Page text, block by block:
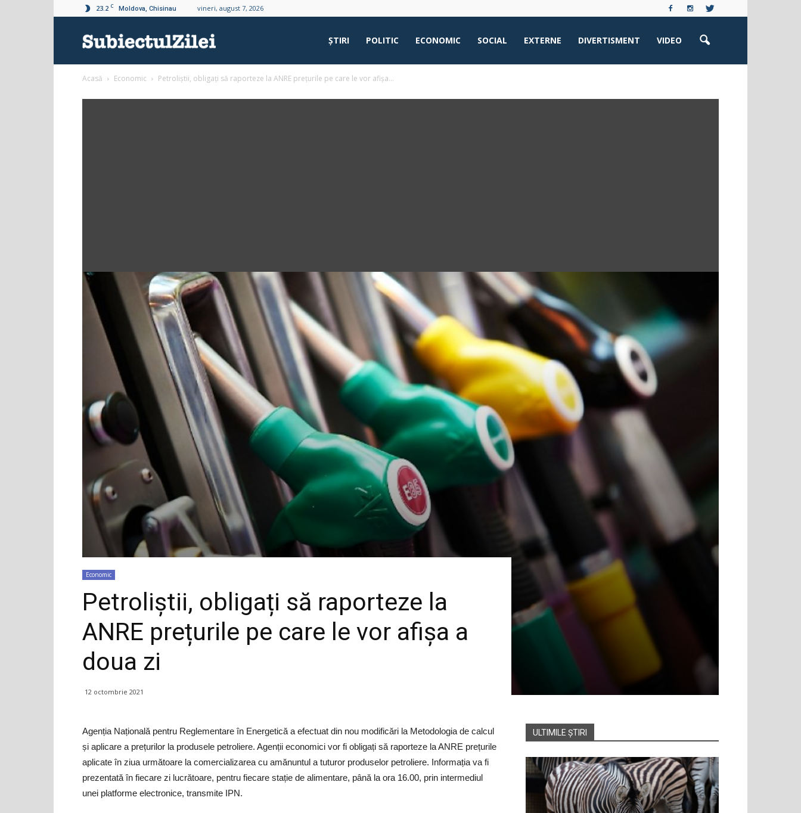
23.2 C Moldova, Chisinau vineri, august 7, 2026
ŞTIRI POLITIC ECONOMIC SOCIAL EXTERNE DIVERTISMENT VIDEO
Acasă Economic Petroliștii, obligați să raporteze la ANRE prețurile pe care le vor afișa...
Economic
Petroliștii, obligați să raporteze la
ANRE prețurile pe care le vor afișa a
doua zi
12 octombrie 2021
Agenția Națională pentru Reglementare în Energetică a efectuat din nou modificări la Metodologia de calcul
și aplicare a prețurilor la produsele petroliere. Agenții economici vor fi obligați să raporteze la ANRE prețurile
aplicate în ziua următoare la comercializarea cu amănuntul a tuturor produselor petroliere. Informația va fi
prezentată în fiecare zi lucrătoare, pentru fiecare stație de alimentare, până la ora 16.00, prin intermediul
unei platforme electronice, transmite IPN.
ULTIMILE ȘTIRI